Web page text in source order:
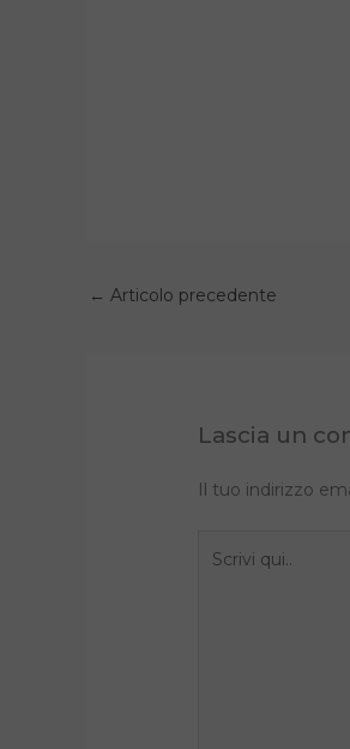
← Articolo precedente
Lascia un
Il tuo indirizzo